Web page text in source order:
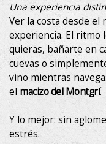
Una experiencia
Ver la costa desde el
experiencia. El ritmo
quieras, bañarte en
cuevas o
vino mientras
el macizo del Montgrí.
Y lo mejor: sin
estrés.
Técnicas y
Este sitio web utiliza
información con la
Si continua
instalación de las
de configurar su
impedir que sean
deberá tener en
dificultades de
Analíticas y